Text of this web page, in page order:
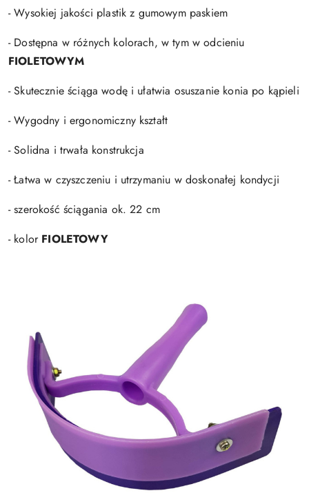
- Wysokiej jakości plastik z gumowym paskiem
- Dostępna w różnych kolorach, w tym w odcieniu
FIOLETOWYM
- Skutecznie ściąga wodę i ułatwia osuszanie konia po kąpieli
- Wygodny i ergonomiczny kształt
- Solidna i trwała konstrukcja
- Łatwa w czyszczeniu i utrzymaniu w doskonałej kondycji
- szerokość ściągania ok. 22 cm
- kolor FIOLETOWY